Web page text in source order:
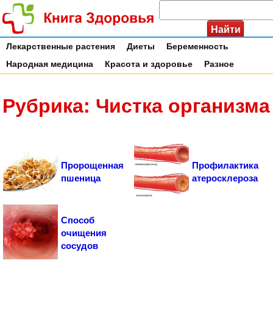
Лекарственные растения Диеты
Беременность
Народная медицина
Красота и здоровье Разное
Рубрика: Чистка организма
Пророщенная
пшеница
Профилактика
атеросклероза
Способ
очищения
сосудов